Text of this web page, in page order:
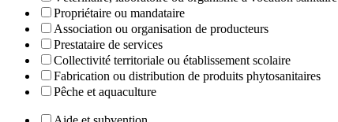
Propriétaire ou mandataire
Association ou organisation de producteurs
Prestataire de services
Collectivité territoriale ou établissement scolaire
Fabrication ou distribution de produits phytosanitaires
Pêche et aquaculture